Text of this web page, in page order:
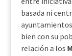
basada ni
bien con su
relación a los